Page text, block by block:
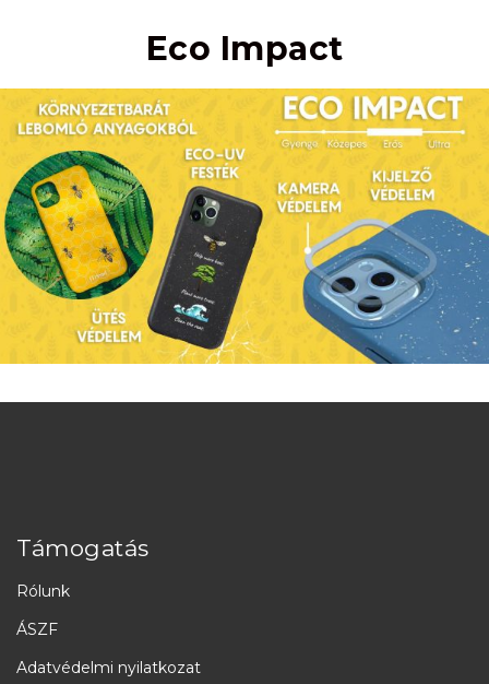
Eco Impact
Támogatás
Rólunk
ÁSZF
Adatvédelmi nyilatkozat